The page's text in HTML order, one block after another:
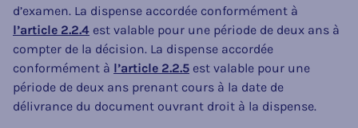
d’examen. La dispense accordée conformément à
l’article 2.2.4 est valable pour une période de deux ans à
compter de la décision. La dispense accordée
conformément à l’article 2.2.5 est valable pour une
période de deux ans prenant cours à la date de
délivrance du document ouvrant droit à la dispense.